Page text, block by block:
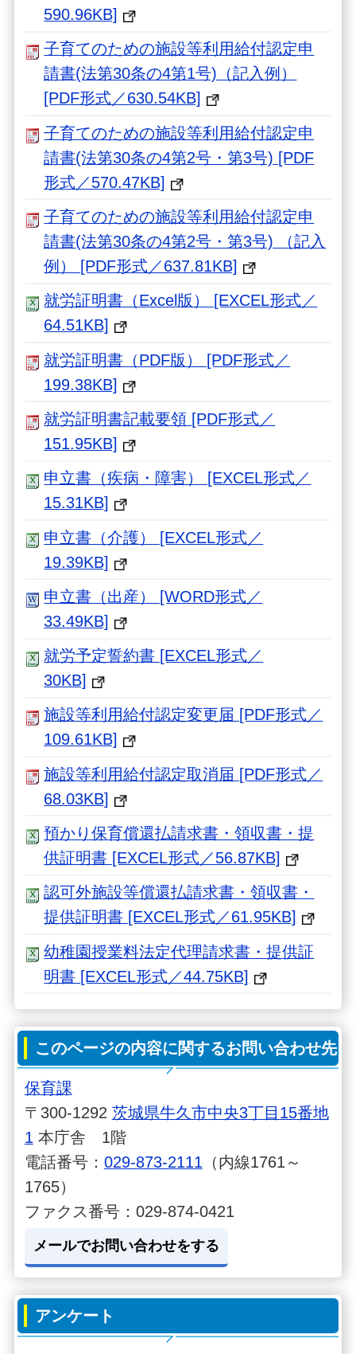
590.96KB]
子育てのための施設等利用給付認定申
請書(法第30条の4第1号)（記入例）
[PDF形式／630.54KB]
子育てのための施設等利用給付認定申
請書(法第30条の4第2号・第3号) [PDF
形式／570.47KB]
子育てのための施設等利用給付認定申
請書(法第30条の4第2号・第3号) （記入
例） [PDF形式／637.81KB]
就労証明書（Excel版） [EXCEL形式／
64.51KB]
就労証明書（PDF版） [PDF形式／
199.38KB]
就労証明書記載要領 [PDF形式／
151.95KB]
申立書（疾病・障害） [EXCEL形式／
15.31KB]
申立書（介護） [EXCEL形式／
19.39KB]
申立書（出産） [WORD形式／
33.49KB]
就労予定誓約書 [EXCEL形式／
30KB]
施設等利用給付認定変更届 [PDF形式／
109.61KB]
施設等利用給付認定取消届 [PDF形式／
68.03KB]
預かり保育償還払請求書・領収書・提
供証明書 [EXCEL形式／56.87KB]
認可外施設等償還払請求書・領収書・
提供証明書 [EXCEL形式／61.95KB]
幼稚園授業料法定代理請求書・提供証
明書 [EXCEL形式／44.75KB]
このページの内容に関するお問い合わせ先
保育課
〒300-1292 茨城県牛久市中央3丁目15番地
1 本庁舎 1階
電話番号： 029-873-2111 （内線1761～
1765）
ファクス番号：029-874-0421
メールでお問い合わせをする
アンケート